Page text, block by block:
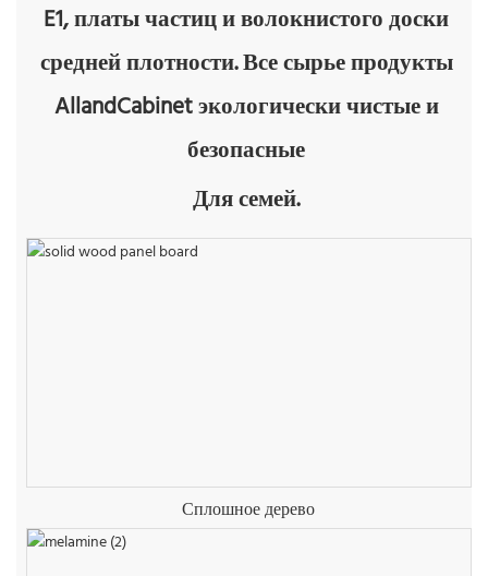
E1, платы частиц и волокнистого доски
средней плотности. Все сырьепродукты
AllandCabinet экологически чистые и
безопасные
Для семей.
Сплошное дерево